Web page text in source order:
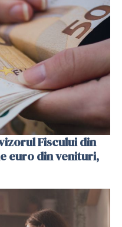
Fiscului din
euro din venituri,